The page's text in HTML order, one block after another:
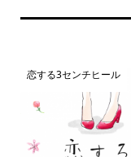
恋する3センチヒール